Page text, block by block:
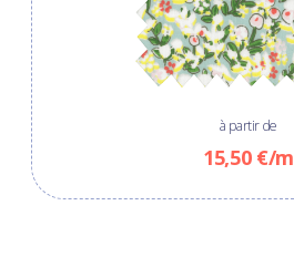
à partir de
15,50 €/m